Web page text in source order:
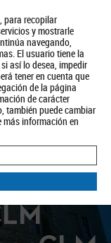
para recopilar
y mostrarle
navegando,
El usuario tiene la
así lo desea, impedir
tener en cuenta que
de la página
de carácter
también puede cambiar
más información en
Privacidad Aviso Legal
Política de Cookies
BUSCAR